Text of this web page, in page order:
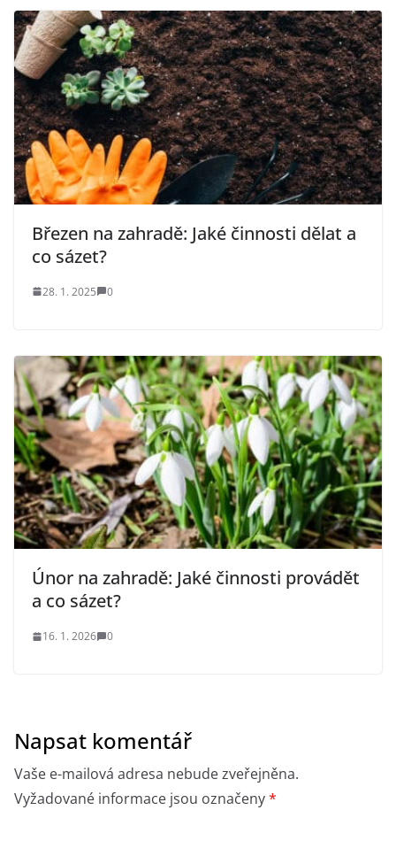
Březen na zahradě: Jaké činnosti dělat a
co sázet?
28. 1. 2025 0
Únor na zahradě: Jaké činnosti provádět
a co sázet?
16. 1. 2026 0
Napsat komentář
Vaše e-mailová adresa nebude zveřejněna.
Vyžadované informace jsou označeny*